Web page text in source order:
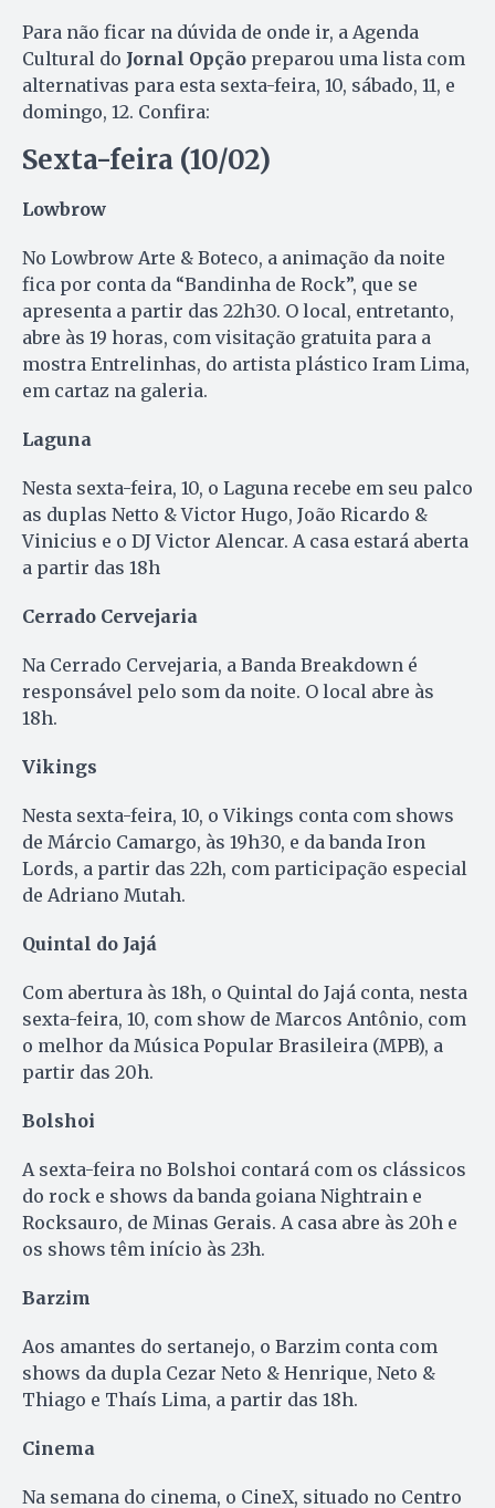
Para não ficar na dúvida de onde ir, a Agenda
Cultural do Jornal Opção preparou uma lista com
alternativas para esta sexta-feira, 10, sábado, 11, e
domingo, 12. Confira:
Sexta-feira (10/02)
Lowbrow
No Lowbrow Arte & Boteco, a animação da noite
fica por conta da “Bandinha de Rock”, que se
apresenta a partir das 22h30. O local, entretanto,
abre às 19 horas, com visitação gratuita para a
mostra Entrelinhas, do artista plástico Iram Lima,
em cartaz na galeria.
Laguna
Nesta sexta-feira, 10, o Laguna recebe em seu palco
as duplas Netto & Victor Hugo, João Ricardo &
Vinicius e o DJ Victor Alencar. A casa estará aberta
a partir das 18h
Cerrado Cervejaria
Na Cerrado Cervejaria, a Banda Breakdown é
responsável pelo som da noite. O local abre às
18h.
Vikings
Nesta sexta-feira, 10, o Vikings conta com shows
de Márcio Camargo, às 19h30, e da banda Iron
Lords, a partir das 22h, com participação especial
de Adriano Mutah.
Quintal do Jajá
Com abertura às 18h, o Quintal do Jajá conta, nesta
sexta-feira, 10, com show de Marcos Antônio, com
o melhor da Música Popular Brasileira (MPB), a
partir das 20h.
Bolshoi
A sexta-feira no Bolshoi contará com os clássicos
do rock e shows da banda goiana Nightrain e
Rocksauro, de Minas Gerais. A casa abre às 20h e
os shows têm início às 23h.
Barzim
Aos amantes do sertanejo, o Barzim conta com
shows da dupla Cezar Neto & Henrique, Neto &
Thiago e Thaís Lima, a partir das 18h.
Cinema
Na semana do cinema, o CineX, situado no Centro